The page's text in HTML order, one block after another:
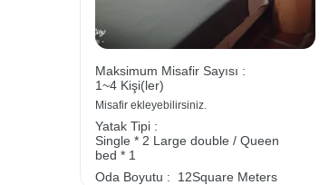
Maksimum Misafir Sayısı :
1~4 Kişi(ler)
Misafir ekleyebilirsiniz.
Yatak Tipi :
Single * 2 Large double / Queen
bed * 1
Oda Boyutu :
12Square Meters